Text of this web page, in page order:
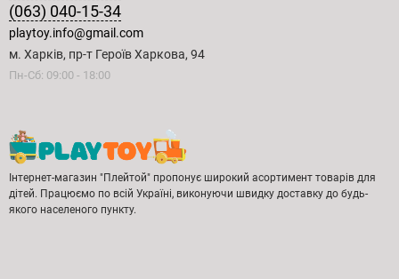
(063) 040-15-34
playtoy.info@gmail.com
м. Харків, пр-т Героїв Харкова, 94
Пн-Сб: 09:00 - 18:00
Інтернет-магазин "Плейтой" пропонує широкий асортимент товарів для
дітей. Працюємо по всій Україні, виконуючи швидку доставку до будь-
якого населеного пункту.